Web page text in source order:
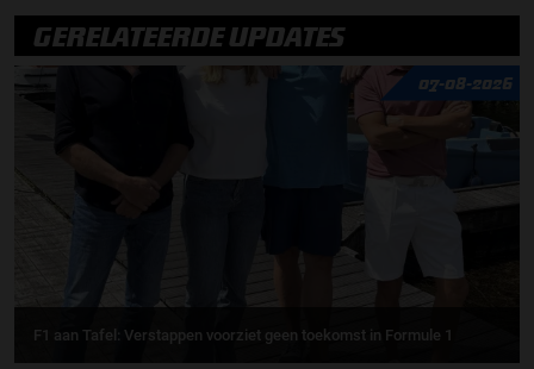
GERELATEERDE UPDATES
07-08-2026
F1 aan Tafel: Verstappen voorziet geen toekomst in Formule 1